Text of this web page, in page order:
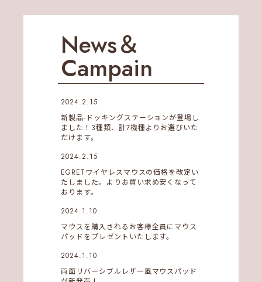
News＆
Campain
2024.2.15
新製品-ドッキングステーションが登場し
ました！3種類、計7機種よりお選びいた
だけます。
2024.2.15
EGRETワイヤレスマウスの価格を改定い
たしました。よりお買い求め安くなって
おります。
2024.1.10
マウスを購入されるお客様全員にマウス
パッドをプレゼントいたします。
2024.1.10
両面リバーシブルレザー風マウスパッド